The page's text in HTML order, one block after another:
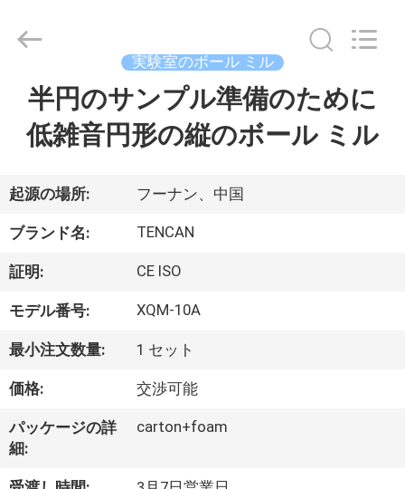
ロ
ダ
ク
ト
達
に
つ
2026
Technology
Rights
Reserved.
実験室のボール ミル
半円のサンプル準備のために
低雑音円形の縦のボール ミル
起源の場所: フーナン、中国
ブランド名: TENCAN
証明: CE ISO
モデル番号: XQM-10A
最小注文数量: 1 セット
価格: 交渉可能
パッケージの詳
細:
carton+foam